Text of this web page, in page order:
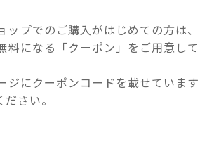
ップでのご購入がはじめての方は、
料になる「クーポン」をご用意して
ジにクーポンコードを載せています
さい。